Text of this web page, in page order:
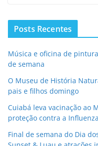
Posts Recentes
Música e oficina de
de semana
O Museu de História
pais e filhos domingo
Cuiabá leva vacinação ao
proteção contra a Influenza
Final de semana do Dia